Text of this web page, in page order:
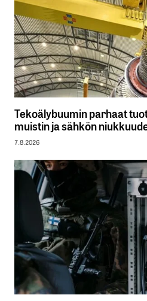
Tekoälybuumin parhaat
muistin ja sähkön
7.8.2026